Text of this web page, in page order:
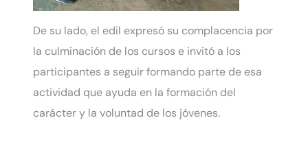
De su lado, el edil expresó su complacencia por
la culminación de los cursos e invitó a los
participantes a seguir formando parte de esa
actividad que ayuda en la formación del
carácter y la voluntad de los jóvenes.